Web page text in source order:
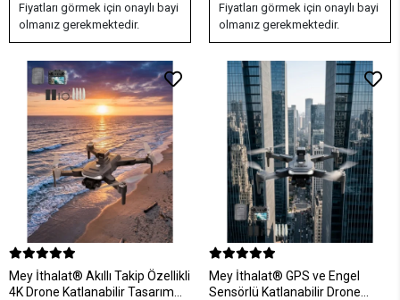
Fiyatları görmek için onaylı bayi
olmanız gerekmektedir.
Fiyatları görmek için onaylı bayi
olmanız gerekmektedir.
Mey İthalat® Akıllı Takip Özellikli
4K Drone Katlanabilir Tasarım
Mey İthalat® GPS ve Engel
Sensörlü Katlanabilir Drone